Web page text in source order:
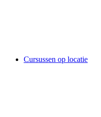
Cursussen op locatie